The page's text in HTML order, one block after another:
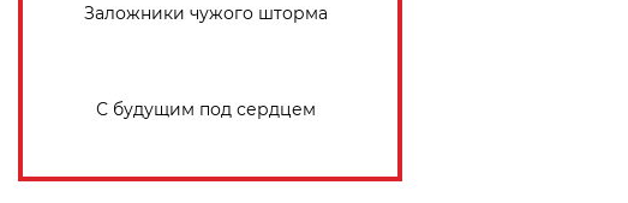
Заложники чужого шторма
С будущим под сердцем